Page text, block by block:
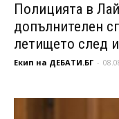
Полицията в
допълнителен
летището след
Екип на ДЕБАТИ.БГ -